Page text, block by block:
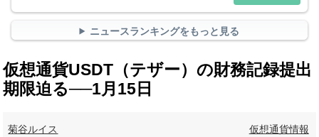
ニュースランキングをもっと見る
仮想通貨USDT（テザー）の財務記録提出
期限迫る──1月15日
菊谷ルイス 仮想通貨情報